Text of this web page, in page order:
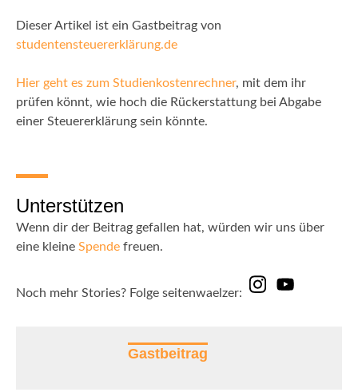
Dieser Artikel ist ein Gastbeitrag von
studentensteuererklärung.de
Hier geht es zum Studienkostenrechner, mit dem ihr
prüfen könnt, wie hoch die Rückerstattung bei Abgabe
einer Steuererklärung sein könnte.
Unterstützen
Wenn dir der Beitrag gefallen hat, würden wir uns über
eine kleine Spende freuen.
Noch mehr Stories? Folge seitenwaelzer:
Gastbeitrag